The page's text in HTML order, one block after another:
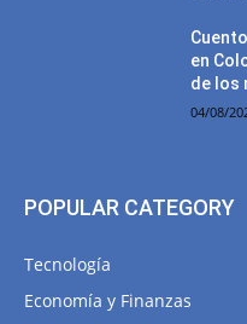
en
de los
04/08/
POPULAR CATEGORY
Tecnología
Economía y Finanzas